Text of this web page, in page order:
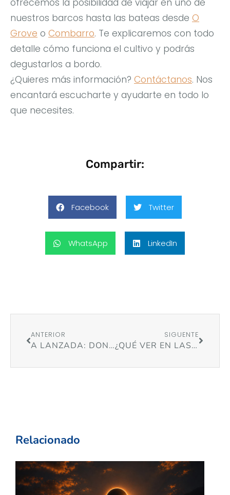
nuestros barcos hasta las bateas desde O
Grove o Combarro. Te explicaremos con todo
detalle cómo funciona el cultivo y podrás
degustarlos a bordo.
¿Quieres más información? Contáctanos. Nos
encantará escucharte y ayudarte en todo lo
que necesites.
Compartir:
Facebook Twitter
WhatsApp LinkedIn
ANTERIOR
A LANZADA: DONDE LA HISTORIA Y LA TRADICIÓN SE ENCUENTRAN
SIGUENTE
¿QUÉ VER EN LAS RÍAS BAIXAS? 8 LUGARES IMPRESCINDIBLES
Relacionado